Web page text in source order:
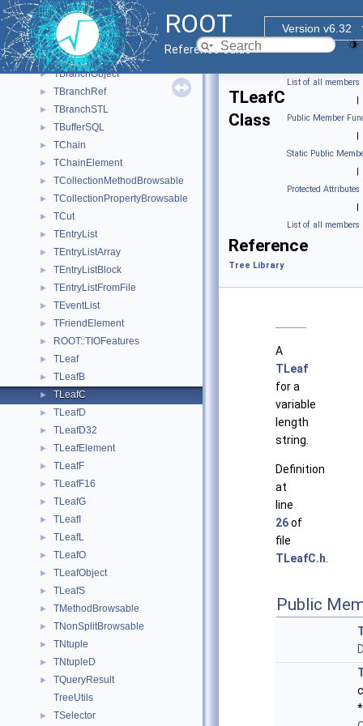
ROOT
Version v6.32
Reference Guide
► TBasketSQL
► TBranch
► TBranchClones
► TBranchElement
► TBranchObject
► TBranchRef
► TBranchSTL
► TBufferSQL
► TChain
► TChainElement
► TCollectionMethodBrowsable
► TCollectionPropertyBrowsable
► TCut
► TEntryList
► TEntryListArray
► TEntryListBlock
► TEntryListFromFile
► TEventList
► TFriendElement
► ROOT::TIOFeatures
► TLeaf
► TLeafB
► TLeafC
► TLeafD
► TLeafD32
► TLeafElement
► TLeafF
► TLeafF16
► TLeafG
► TLeafI
► TLeafL
► TLeafO
► TLeafObject
► TLeafS
► TMethodBrowsable
► TNonSplitBrowsable
► TNtuple
► TNtupleD
►
TQueryResult
TreeUtils
► TSelector
List of all members
|
Public Member
|
Static Public
|
Protected Attributes
|
List of all members
TLeafC
Class
Reference
Tree Library
A
TLeaf
for a
variable
length
string.
Definition
at
line
26of
file
TLeafC.h
Public
*